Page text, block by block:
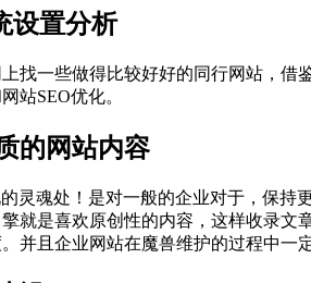
设置分析
找一些做得比较好好的同行网站，
站SEO优化。
的网站内容
灵魂处！是对一般的企业对于，保
就是喜欢原创性的内容，这样收录
并且企业网站在魔兽维护的过程中一